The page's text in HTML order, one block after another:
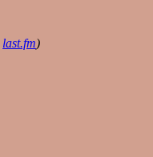
last.fm)